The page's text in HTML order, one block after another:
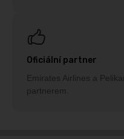
Oficiální partner
Emirates Airlines a
partnerem.